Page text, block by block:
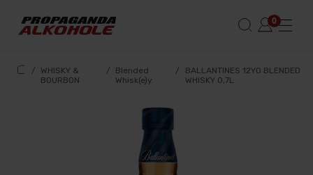
/
WHISKY &
BOURBON
/
Blended
Whisk(e)y
/
BALLANTINES 12YO BLENDED
WHISKY 0,7L